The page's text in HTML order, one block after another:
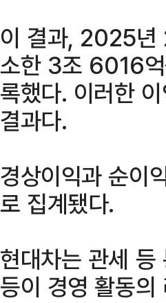
이 결과, 2025년
소한 3조 6016
록했다. 이러한
결과다.
경상이익과 순
로 집계됐다.
현대차는 관세
등이 경영 활동의